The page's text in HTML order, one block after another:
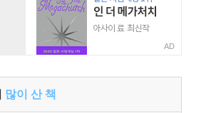
AD
많이 산 책